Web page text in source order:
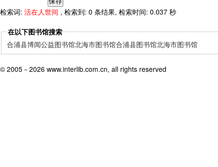
检索词: 活在人世间 , 检索到: 0 条结果, 检索时间: 0.037 秒
在以下图书馆搜索
合浦县博闻公益图书馆北海市图书馆合浦县图书馆北海市图书馆
© 2005－ 2026 www.interlib.com.cn, all rights reserved